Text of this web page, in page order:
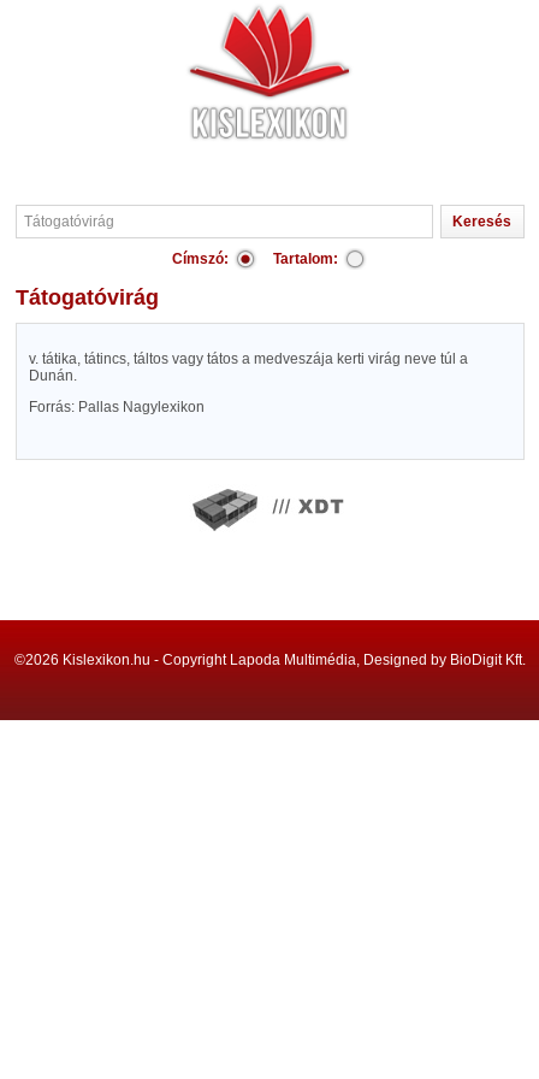
Címszó: Tartalom:
Tátogatóvirág
v. tátika, tátincs, táltos vagy tátos a medveszája kerti virág neve túl a
Dunán.
Forrás: Pallas Nagylexikon
©2026 Kislexikon.hu - Copyright Lapoda Multimédia, Designed by BioDigit Kft.